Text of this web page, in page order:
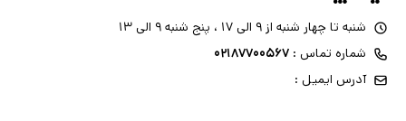
شنبه تا چهار شنبه از ۹ الی ۱۷ ، پنج شنبه ۹ الی ۱۳
شماره تماس : ۰۲۱۸۷۷۰۰۵۶۷
آدرس ایمیل :